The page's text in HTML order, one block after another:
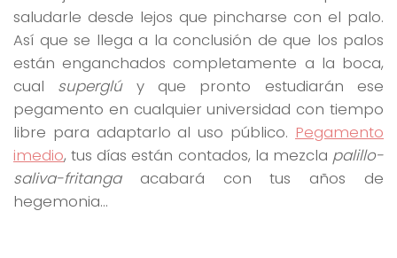
saludarle desde lejos que pincharse con el palo.
Así que se llega a la conclusión de que los palos
están enganchados completamente a la boca,
cual superglúy que pronto estudiarán ese
pegamento en cualquier universidad con tiempo
libre para adaptarlo al uso público. Pegamento
imedio, tus días están contados, la mezcla palillo-
saliva-fritangaacabará con tus años de
hegemonia…